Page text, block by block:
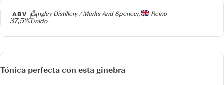
Producer
Langley Distillery / Marks And Spencer,
Reino
Unido
ABV
37,5%
Tónica perfecta con esta ginebra